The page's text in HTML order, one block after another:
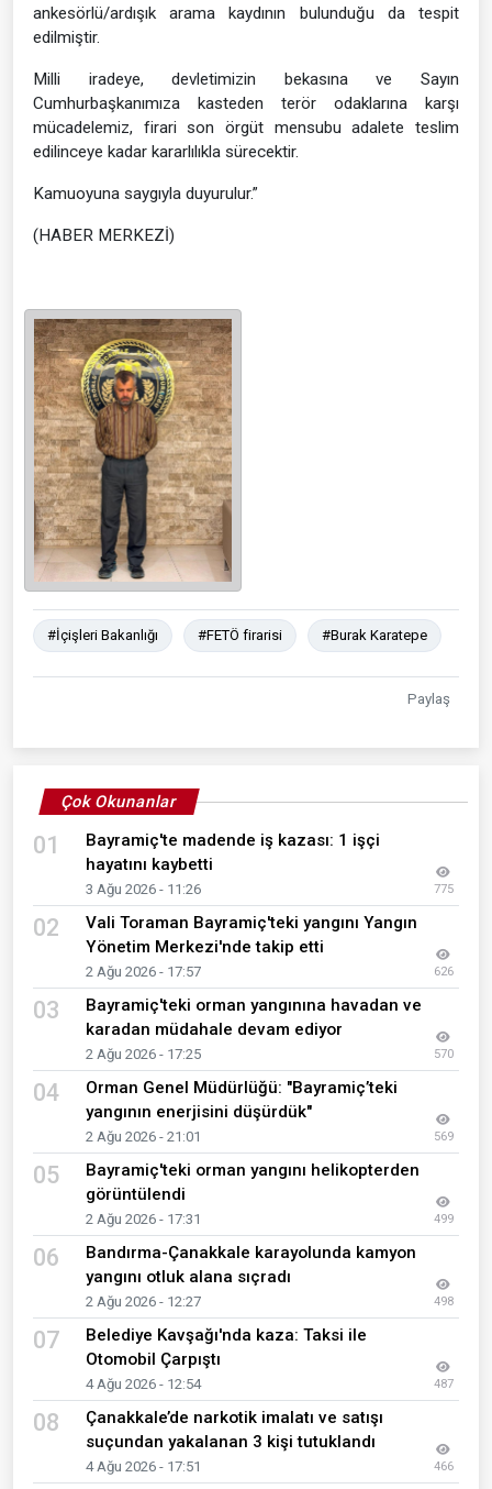
ankesörlü/ardışık arama kaydının bulunduğu da tespit
edilmiştir.
Milli iradeye, devletimizin bekasına ve Sayın
Cumhurbaşkanımıza kasteden terör odaklarına karşı
mücadelemiz, firari son örgüt mensubu adalete teslim
edilinceye kadar kararlılıkla sürecektir.
Kamuoyuna saygıyla duyurulur.”
(HABER MERKEZİ)
#İçişleri Bakanlığı #FETÖ firarisi #Burak Karatepe
Paylaş
Çok Okunanlar
01
Bayramiç'te madende iş kazası: 1 işçi
hayatını kaybetti
3 Ağu 2026 - 11:26 775
02
Vali Toraman Bayramiç'teki yangını Yangın
Yönetim Merkezi'nde takip etti
2 Ağu 2026 - 17:57 626
03
Bayramiç'teki orman yangınına havadan ve
karadan müdahale devam ediyor
2 Ağu 2026 - 17:25 570
04
Orman Genel Müdürlüğü: "Bayramiç’teki
yangının enerjisini düşürdük"
2 Ağu 2026 - 21:01 569
05
Bayramiç'teki orman yangını helikopterden
görüntülendi
2 Ağu 2026 - 17:31 499
06
Bandırma-Çanakkale karayolunda kamyon
yangını otluk alana sıçradı
2 Ağu 2026 - 12:27 498
07
Belediye Kavşağı'nda kaza: Taksi ile
Otomobil Çarpıştı
4 Ağu 2026 - 12:54 487
08
Çanakkale’de narkotik imalatı ve satışı
suçundan yakalanan 3 kişi tutuklandı
4 Ağu 2026 - 17:51 466